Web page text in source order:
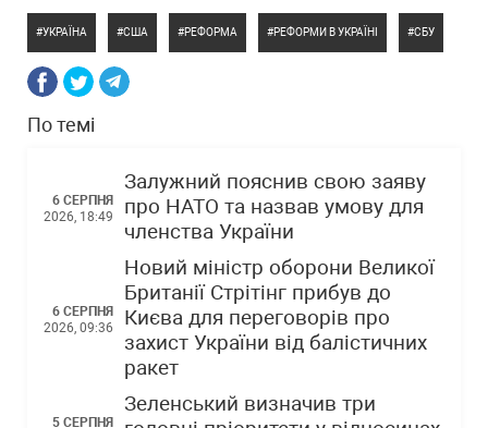
УКРАЇНА США РЕФОРМА РЕФОРМИ В УКРАЇНІ СБУ
По темі
6 СЕРПНЯ
2026, 18:49
Залужний пояснив свою заяву
про НАТО та назвав умову для
членства України
6 СЕРПНЯ
2026, 09:36
Новий міністр оборони Великої
Британії Стрітінг прибув до
Києва для переговорів про
захист України від балістичних
ракет
5 СЕРПНЯ
Зеленський визначив три